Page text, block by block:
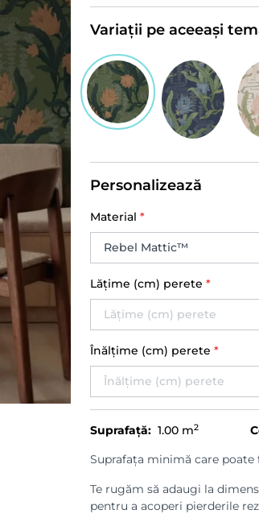
Variații pe aceeași
Personalizează
Material *
Lățime (cm) perete *
Înălțime (cm) perete *
Suprafață: 1.00 m2
Suprafața minimă care poate
Te rugăm să adaugi la
pentru a acoperi pierderile